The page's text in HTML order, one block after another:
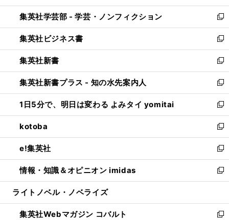
開
く
ウ
で
開
く
ン
ド
ウ
で
開
く
ウ
ィ
ン
ド
ウ
で
開
く
集英社学芸部 - 学芸・ノンフィクション
新
し
い
ウ
ィ
ン
ド
ウ
で
開
く
集英社ビジネス書
新
し
い
ウ
ィ
ン
ド
ウ
で
開
く
集英社新書
新
し
い
ウ
ィ
ン
ド
ウ
で
開
く
集英社新書プラス - 知の水先案内人
新
し
い
ウ
ィ
ン
ド
ウ
で
開
1日5分で、明日は変わる よみタイ yomitai
新
し
い
ウ
ィ
ン
ド
ウ
開
く
kotoba
新
し
い
ウ
ィ
ン
ウ
で
e!集英社
新
し
い
ウ
ン
ド
情報・知識＆オピニオン imidas
新
し
ウ
ィ
ライトノベル・ノベライズ
集英社Webマガジン コバルト
新